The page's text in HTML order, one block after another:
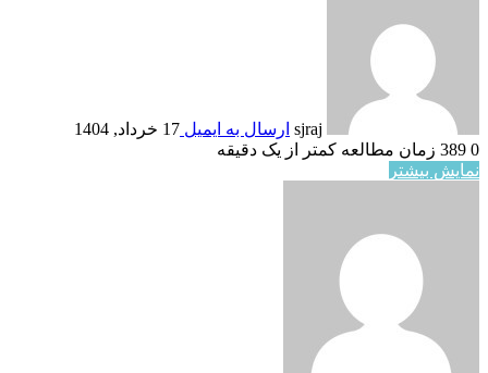
sjraj ارسال به ایمیل 17 خرداد, 1404
0
زمان مطالعه کمتر از یک دقیقه
نمایش بیشتر